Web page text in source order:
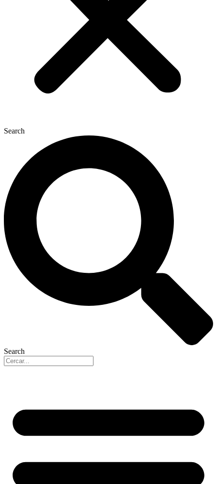
Search
Search